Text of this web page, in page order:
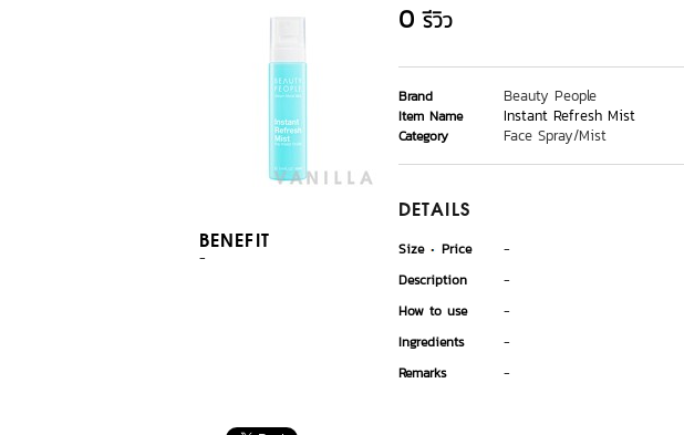
BENEFIT
-
0 รีวิว
Brand Beauty People
Item Name Instant Refresh Mist
Category Face Spray/Mist
DETAILS
Size Price
-
Description
-
How to use
-
Ingredients
-
Remarks
-